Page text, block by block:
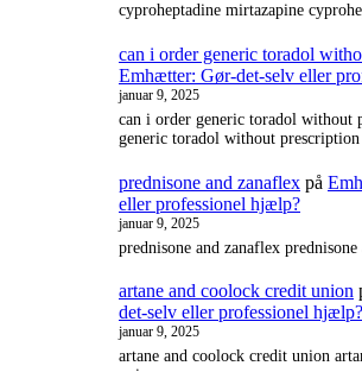
cyproheptadine mirtazapine
can i order generic toradol
Emhætter: Gør-det-selv eller
januar 9, 2025
can i order generic toradol without
generic toradol without prescription
prednisone and zanaflex på
eller professionel hjælp?
januar 9, 2025
prednisone and zanaflex
artane and coolock credit union
det-selv eller professionel hjælp?
januar 9, 2025
artane and coolock credit union